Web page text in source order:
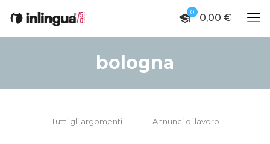
0 0,00 €
bologna
Tutti gli argomenti Annunci di lavoro